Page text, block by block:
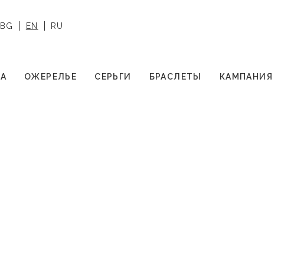
BG EN RU
ОЖЕРЕЛЬЕ СЕРЬГИ БРАСЛЕТЫ КАМПАНИЯ